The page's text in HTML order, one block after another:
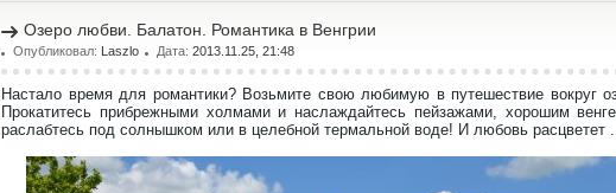
Озеро любви. Балатон. Романтика в Венгрии
Опубликовал: Laszlo Дата: 2013.11.25, 21:48
Настало время для романтики? Возьмите свою любимую в путешествие вокруг
Прокатитесь прибрежными холмами и наслаждайтесь пейзажами, хорошим
раслабтесь под солнышком или в целебной термальной воде! И любовь расцветет